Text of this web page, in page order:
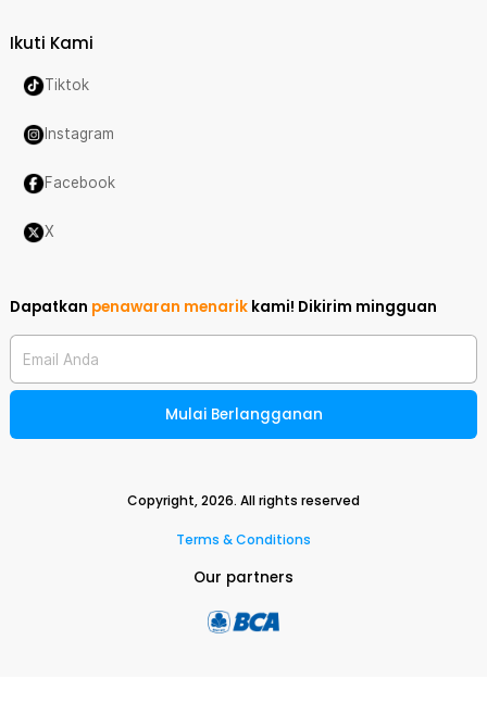
Ikuti Kami
Tiktok
Instagram
Facebook
X
Dapatkan penawaran menarik kami! Dikirim mingguan
Email Anda
Mulai Berlangganan
Copyright,2026. All rights reserved
Terms & Conditions
Our partners